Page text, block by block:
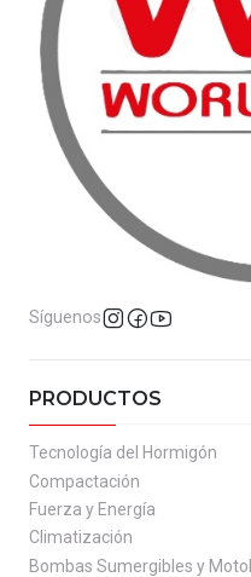
Síguenos
PRODUCTOS
Tecnología del Hormigón
Compactación
Fuerza y Energía
Climatización
Bombas Sumergibles y